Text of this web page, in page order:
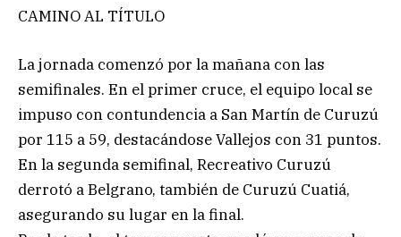
CAMINO AL TÍTULO
La jornada comenzó por la mañana con las
semifinales. En el primer cruce, el equipo local se
impuso con contundencia a San Martín de Curuzú
por 115 a 59, destacándose Vallejos con 31 puntos.
En la segunda semifinal, Recreativo Curuzú
derrotó a Belgrano, también de Curuzú Cuatiá,
asegurando su lugar en la final.